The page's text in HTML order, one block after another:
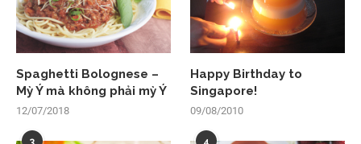
Spaghetti Bolognese –
Mỳ Ý mà không phải mỳ Ý
12/07/2018
Happy Birthday to
Singapore!
09/08/2010
3 4